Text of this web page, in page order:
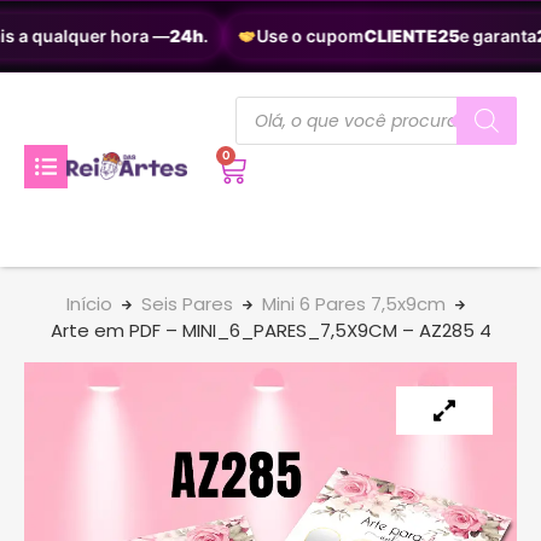
a qualquer hora —24h. Use o cupomCLIENTE25e garanta
0
Início Seis Pares
Mini 6 Pares 7,5x9cm
Arte em PDF – MINI_6_PARES_7,5X9CM – AZ285 4